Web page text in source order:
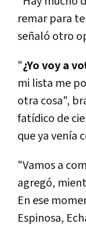
remar para
señaló otro
"¿Yo voy a
mi lista me
otra cosa",
fatídico de
que ya venía
"Vamos a
agregó,
En ese
Espinosa,